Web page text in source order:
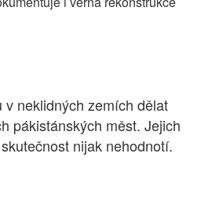
v neklidných zemích dělat
pákistánských měst. Jejich
nijak nehodnotí.